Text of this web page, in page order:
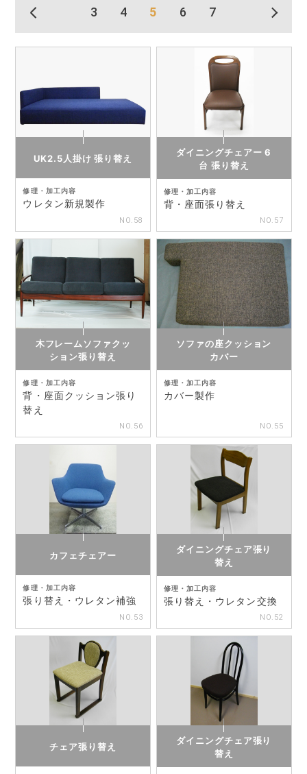
3 4 5 6 7
UK2.5人掛け 張り替え
修理・加工内容
ウレタン新規製作
NO.58
ダイニングチェアー 6
台 張り替え
修理・加工内容
背・座面張り替え
NO.57
木フレームソファクッ
ション張り替え
修理・加工内容
背・座面クッション張り
替え
NO.56
ソファの座クッション
カバー
修理・加工内容
カバー製作
NO.55
カフェチェアー
修理・加工内容
張り替え・ウレタン補強
NO.53
ダイニングチェア張り
替え
修理・加工内容
張り替え・ウレタン交換
NO.52
チェア張り替え
ダイニングチェア張り
替え